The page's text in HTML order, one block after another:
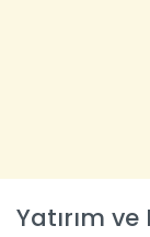
Yatırım